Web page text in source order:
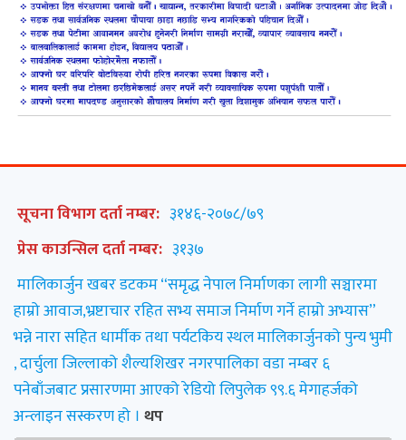
सूचना विभाग दर्ता नम्बर: ३१४६-२०७८/७९
प्रेस काउन्सिल दर्ता नम्बर: ३१३७
मालिकार्जुन खबर डटकम “समृद्ध नेपाल निर्माणका लागी सञ्चारमा
हाम्रो आवाज,भ्रष्टाचार रहित सभ्य समाज निर्माण गर्ने हाम्रो अभ्यास”
भन्ने नारा सहित धार्मीक तथा पर्यटकिय स्थल मालिकार्जुनको पुन्य भुमी
, दार्चुला जिल्लाको शैल्यशिखर नगरपालिका वडा नम्बर ६
पनेबाँजबाट प्रसारणमा आएको रेडियो लिपुलेक ९९.६ मेगाहर्जको
अन्लाइन सस्करण हो । थप